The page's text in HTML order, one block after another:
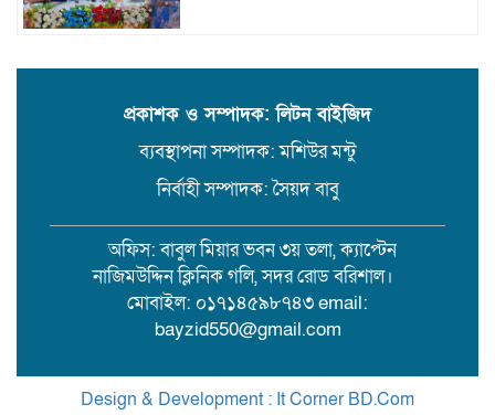
ব্যবসায়ী গ্রেফতার
উজিরপুরে গাজা সেবী আর এক গাজা
সেবীর ১৪ বছরে কিশোরী কন্যাকে বিয়ে,
এলাকায় তোলপাড়
বরিশাল সংস্কৃতিকেন্দ্রের ৩৬ জুলাই
সেমিনার
অস্থিরতা: কোথায় যাচ্ছে বাংলাদেশ?
প্রকাশক ও সম্পাদক: লিটন বাইজিদ
ব্যবস্থাপনা সম্পাদক: মশিউর মন্টু
নির্বাহী সম্পাদক: সৈয়দ বাবু
অফিস: বাবুল মিয়ার ভবন ৩য় তলা, ক্যাপ্টেন
নাজিমউদ্দিন ক্লিনিক গলি, সদর রোড বরিশাল।
মোবাইল: ০১৭১৪৫৯৮৭৪৩ email:
bayzid550@gmail.com
Design & Development : It Corner BD.Com